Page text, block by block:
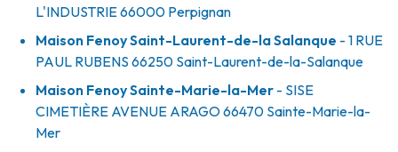
L'INDUSTRIE66000 Perpignan
Maison Fenoy Saint-Laurent-de-la Salanque - 1 RUE
PAUL RUBENS 66250 Saint-Laurent-de-la-Salanque
Maison Fenoy Sainte-Marie-la-Mer - SISE
CIMETIÈRE AVENUE ARAGO66470 Sainte-Marie-la-
Mer